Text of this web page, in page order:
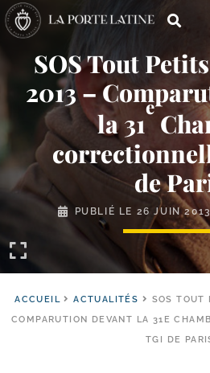
SOS Tout
2013 –
la 31
e
de
PUBLIÉ LE 26 JUIN
ACCUEIL ACTUALITÉS
SOS TOUT
COMPARUTION DEVANT LA 31E
TGI DE